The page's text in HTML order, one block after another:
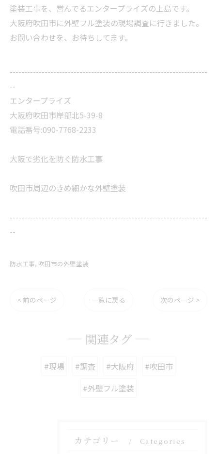
塗装工事を、営んでるエンタープライズの上島です。
大阪府吹田市に外壁フル塗装の現場調査に行きました。
お問い合わせを、お待ちしてます。
--------------------------------------------------------------------
--
エンタープライズ
大阪府吹田市岸部北5-39-8
電話番号:090-7768-2233
大阪で劣化を防ぐ防水工事
吹田市周辺のきめ細かな外壁塗装
--------------------------------------------------------------------
--
防水工事 吹田市の外壁塗装
< 前のページ 一覧に戻る 次のページ >
関連タグ
#現場 #調査 #大阪府
#吹田市
#外壁フル塗装
カテゴリー Categories